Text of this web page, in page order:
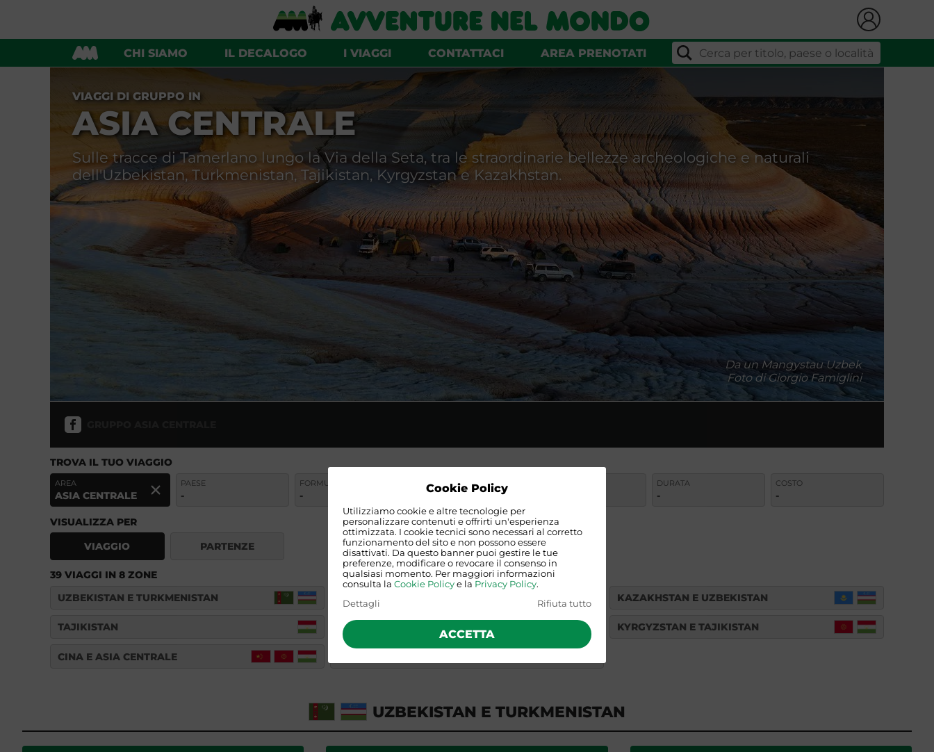
Cookie Policy
Utilizziamo cookie e altre tecnologie per
personalizzare contenuti e offrirti un'esperienza
ottimizzata. I cookie tecnici sono necessari al corretto
funzionamento del sito e non possono essere
disattivati. Da questo banner puoi gestire le tue
preferenze, modificare o revocare il consenso in
qualsiasi momento. Per maggiori informazioni
consulta la Cookie Policye la Privacy Policy.
Dettagli
Rifiuta tutto
ACCETTA
CHI SIAMO IL DECALOGO I VIAGGI CONTATTACI AREA PRENOTATI
KAZAKHSTAN KAZAKHSTAN E UZBEKISTAN
TAJIKISTAN KYRGYZSTAN KYRGYZSTAN E TAJIKISTAN
CINA E ASIA CENTRALE GRANDI TRAVERSATE
VIAGGI DI GRUPPO IN
ASIA CENTRALE
Sulle tracce di Tamerlano lungo la Via della Seta, tra le straordinarie bellezze archeologiche e naturali
dell'Uzbekistan, Turkmenistan, Tajikistan, Kyrgyzstan e Kazakhstan.
Da un Mangystau Uzbek
Foto di Giorgio Famiglini
TROVA IL TUO VIAGGIO
AREA
ASIA CENTRALE
PAESE
-
FORMULA
-
CARATTERISTICA DURATA
-
COSTO
-
VISUALIZZA PER
VIAGGIO
PARTENZE
39 VIAGGI IN 8 ZONE
UZBEKISTAN E TURKMENISTAN
KAZAKHSTAN KAZAKHSTAN E UZBEKISTAN
TAJIKISTAN KYRGYZSTAN KYRGYZSTAN E TAJIKISTAN
CINA E ASIA CENTRALE
UZBEKISTAN E TURKMENISTAN